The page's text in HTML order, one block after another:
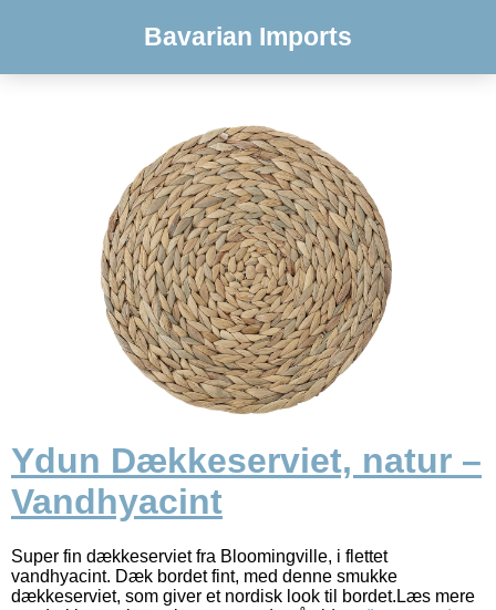
Bavarian Imports
Ydun Dækkeserviet, natur –
Vandhyacint
Super fin dækkeserviet fra Bloomingville, i flettet
vandhyacint. Dæk bordet fint, med denne smukke
dækkeserviet, som giver et nordisk look til bordet.Læs mere